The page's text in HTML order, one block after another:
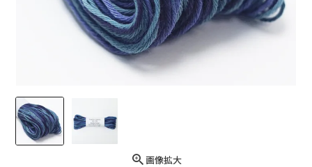
画像拡大